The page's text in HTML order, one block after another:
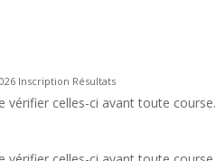
Inscription Résultats
vérifier celles-ci avant toute course.